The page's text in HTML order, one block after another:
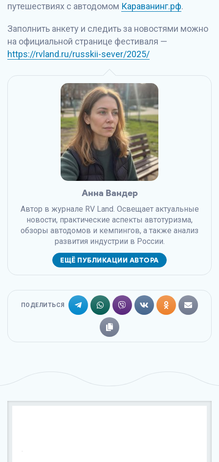
путешествиях с автодомом Караванинг.рф.
Заполнить анкету и следить за новостями можно
на официальной странице фестиваля —
https://rvland.ru/russkii-sever/2025/
Анна Вандер
Автор в журнале RV Land. Освещает актуальные
новости, практические аспекты автотуризма,
обзоры автодомов и кемпингов, а также анализ
развития индустрии в России.
ЕЩЁ ПУБЛИКАЦИИ АВТОРА
ПОДЕЛИТЬСЯ